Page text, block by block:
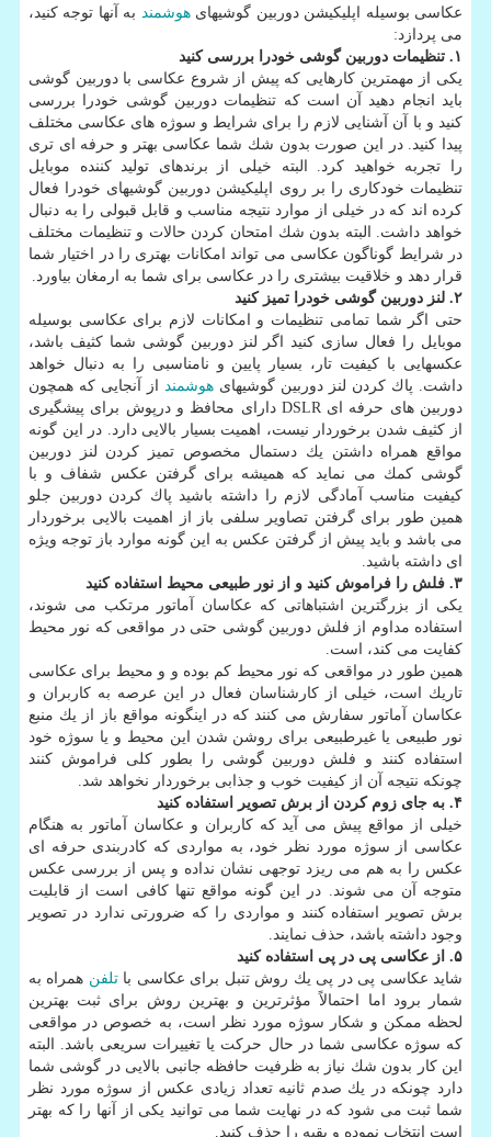
عكاسی بوسیله اپلیكیشن دوربین گوشیهایهوشمند به آنها توجه كنید،
می پردازد:
۱. تنظیمات دوربین گوشی خودرا بررسی كنید
یكی از مهمترین كارهایی كه پیش از شروع عكاسی با دوربین گوشی
باید انجام دهید آن است كه تنظیمات دوربین گوشی خودرا بررسی
كنید و با آن آشنایی لازم را برای شرایط و سوژه های عكاسی مختلف
پیدا كنید. در این صورت بدون شك شما عكاسی بهتر و حرفه ای تری
را تجربه خواهید كرد. البته خیلی از برندهای تولید كننده موبایل
تنظیمات خودكاری را بر روی اپلیكیشن دوربین گوشیهای خودرا فعال
كرده اند كه در خیلی از موارد نتیجه مناسب و قابل قبولی را به دنبال
خواهد داشت. البته بدون شك امتحان كردن حالات و تنظیمات مختلف
در شرایط گوناگون عكاسی می تواند امكانات بهتری را در اختیار شما
قرار دهد و خلاقیت بیشتری را در عكاسی برای شما به ارمغان بیاورد.
۲. لنز دوربین گوشی خودرا تمیز كنید
حتی اگر شما تمامی تنظیمات و امكانات لازم برای عكاسی بوسیله
موبایل را فعال سازی كنید اگر لنز دوربین گوشی شما كثیف باشد،
عكسهایی با كیفیت تار، بسیار پایین و نامناسبی را به دنبال خواهد
داشت. پاك كردن لنز دوربین گوشیهای هوشمند از آنجایی كه همچون
دوربین های حرفه ای DSLR دارای محافظ و درپوش برای پیشگیری
از كثیف شدن برخوردار نیست، اهمیت بسیار بالایی دارد. در این گونه
مواقع همراه داشتن یك دستمال مخصوص تمیز كردن لنز دوربین
گوشی كمك می نماید كه همیشه برای گرفتن عكس شفاف و با
كیفیت مناسب آمادگی لازم را داشته باشید پاك كردن دوربین جلو
همین طور برای گرفتن تصاویر سلفی باز از اهمیت بالایی برخوردار
می باشد و باید پیش از گرفتن عكس به این گونه موارد باز توجه ویژه
ای داشته باشید.
۳. فلش را فراموش كنید و از نور طبیعی محیط استفاده كنید
یكی از بزرگترین اشتباهاتی كه عكاسان آماتور مرتكب می شوند،
استفاده مداوم از فلش دوربین گوشی حتی در مواقعی كه نور محیط
كفایت می كند، است.
همین طور در مواقعی كه نور محیط كم بوده و و محیط برای عكاسی
تاریك است، خیلی از كارشناسان فعال در این عرصه به كاربران و
عكاسان آماتور سفارش می كنند كه در اینگونه مواقع باز از یك منبع
نور طبیعی یا غیرطبیعی برای روشن شدن این محیط و یا سوژه خود
استفاده كنند و فلش دوربین گوشی را بطور كلی فراموش كنند
چونكه نتیجه آن از كیفیت خوب و جذابی برخوردار نخواهد شد.
۴. به جای زوم كردن از برش تصویر استفاده كنید
خیلی از مواقع پیش می آید كه كاربران و عكاسان آماتور به هنگام
عكاسی از سوژه مورد نظر خود، به مواردی كه كادربندی حرفه ای
عكس را به هم می ریزد توجهی نشان نداده و پس از بررسی عكس
متوجه آن می شوند. در این گونه مواقع تنها كافی است از قابلیت
برش تصویر استفاده كنند و مواردی را كه ضرورتی ندارد در تصویر
وجود داشته باشد، حذف نمایند.
۵. از عكاسی پی در پی استفاده كنید
شاید عكاسی پی در پی یك روش تنبل برای عكاسی باتلفن همراه به
شمار برود اما احتمالاً مؤثرترین و بهترین روش برای ثبت بهترین
لحظه ممكن و شكار سوژه مورد نظر است، به خصوص در مواقعی
كه سوژه عكاسی شما در حال حركت یا تغییرات سریعی باشد. البته
این كار بدون شك نیاز به ظرفیت حافظه جانبی بالایی در گوشی شما
دارد چونكه در یك صدم ثانیه تعداد زیادی عكس از سوژه مورد نظر
شما ثبت می شود كه در نهایت شما می توانید یكی از آنها را كه بهتر
است انتخاب نموده و بقیه را حذف كنید.